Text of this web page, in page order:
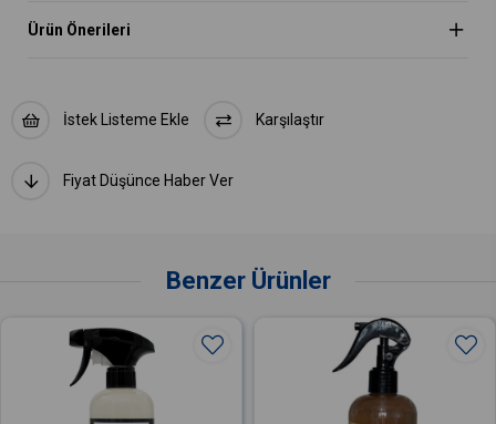
Ürün Önerileri
İstek Listeme Ekle Karşılaştır
Fiyat Düşünce Haber Ver
Benzer Ürünler